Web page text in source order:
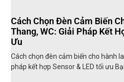
Cách Chọn Đèn Cảm Biến
Thang, WC: Giải Pháp Kết
Ưu
Cách chọn đèn cảm biến cho hành
pháp kết hợp Sensor & LED tối ưu